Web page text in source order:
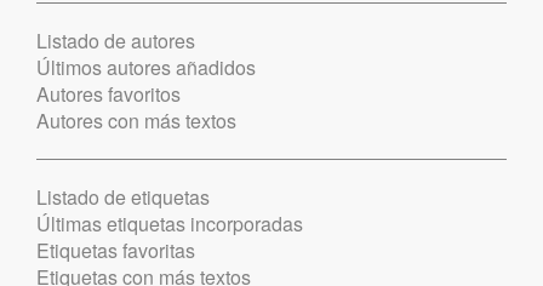
Listado de autores
Últimos autores añadidos
Autores favoritos
Autores con más textos
Listado de etiquetas
Últimas etiquetas incorporadas
Etiquetas favoritas
Etiquetas con más textos